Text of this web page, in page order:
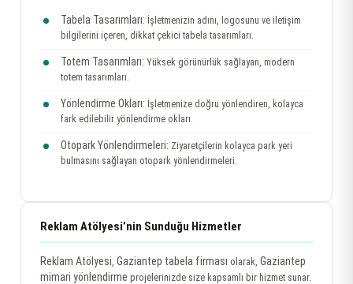
Tabela Tasarımları: İşletmenizin adını, logosunu ve iletişim
bilgilerini içeren, dikkat çekici tabela tasarımları.
Totem Tasarımları: Yüksek görünürlük sağlayan, modern
totem tasarımları.
Yönlendirme Okları: İşletmenize doğru yönlendiren, kolayca
fark edilebilir yönlendirme okları.
Otopark Yönlendirmeleri: Ziyaretçilerin kolayca park yeri
bulmasını sağlayan otopark yönlendirmeleri.
Reklam Atölyesi’nin Sunduğu Hizmetler
Reklam Atölyesi, Gaziantep tabela firması olarak, Gaziantep
mimari yönlendirme projelerinizde size kapsamlı bir hizmet sunar.